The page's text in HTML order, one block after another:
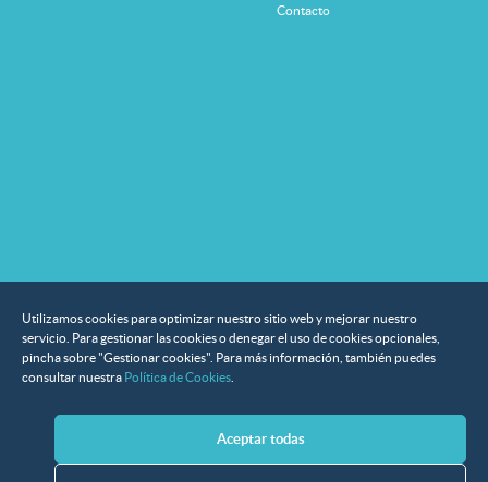
Utilizamos cookies para optimizar nuestro sitio web y mejorar nuestro
servicio. Para gestionar las cookies o denegar el uso de cookies opcionales,
pincha sobre "Gestionar cookies". Para más información, también puedes
consultar nuestra Política de Cookies
Aceptar todas
Contacto